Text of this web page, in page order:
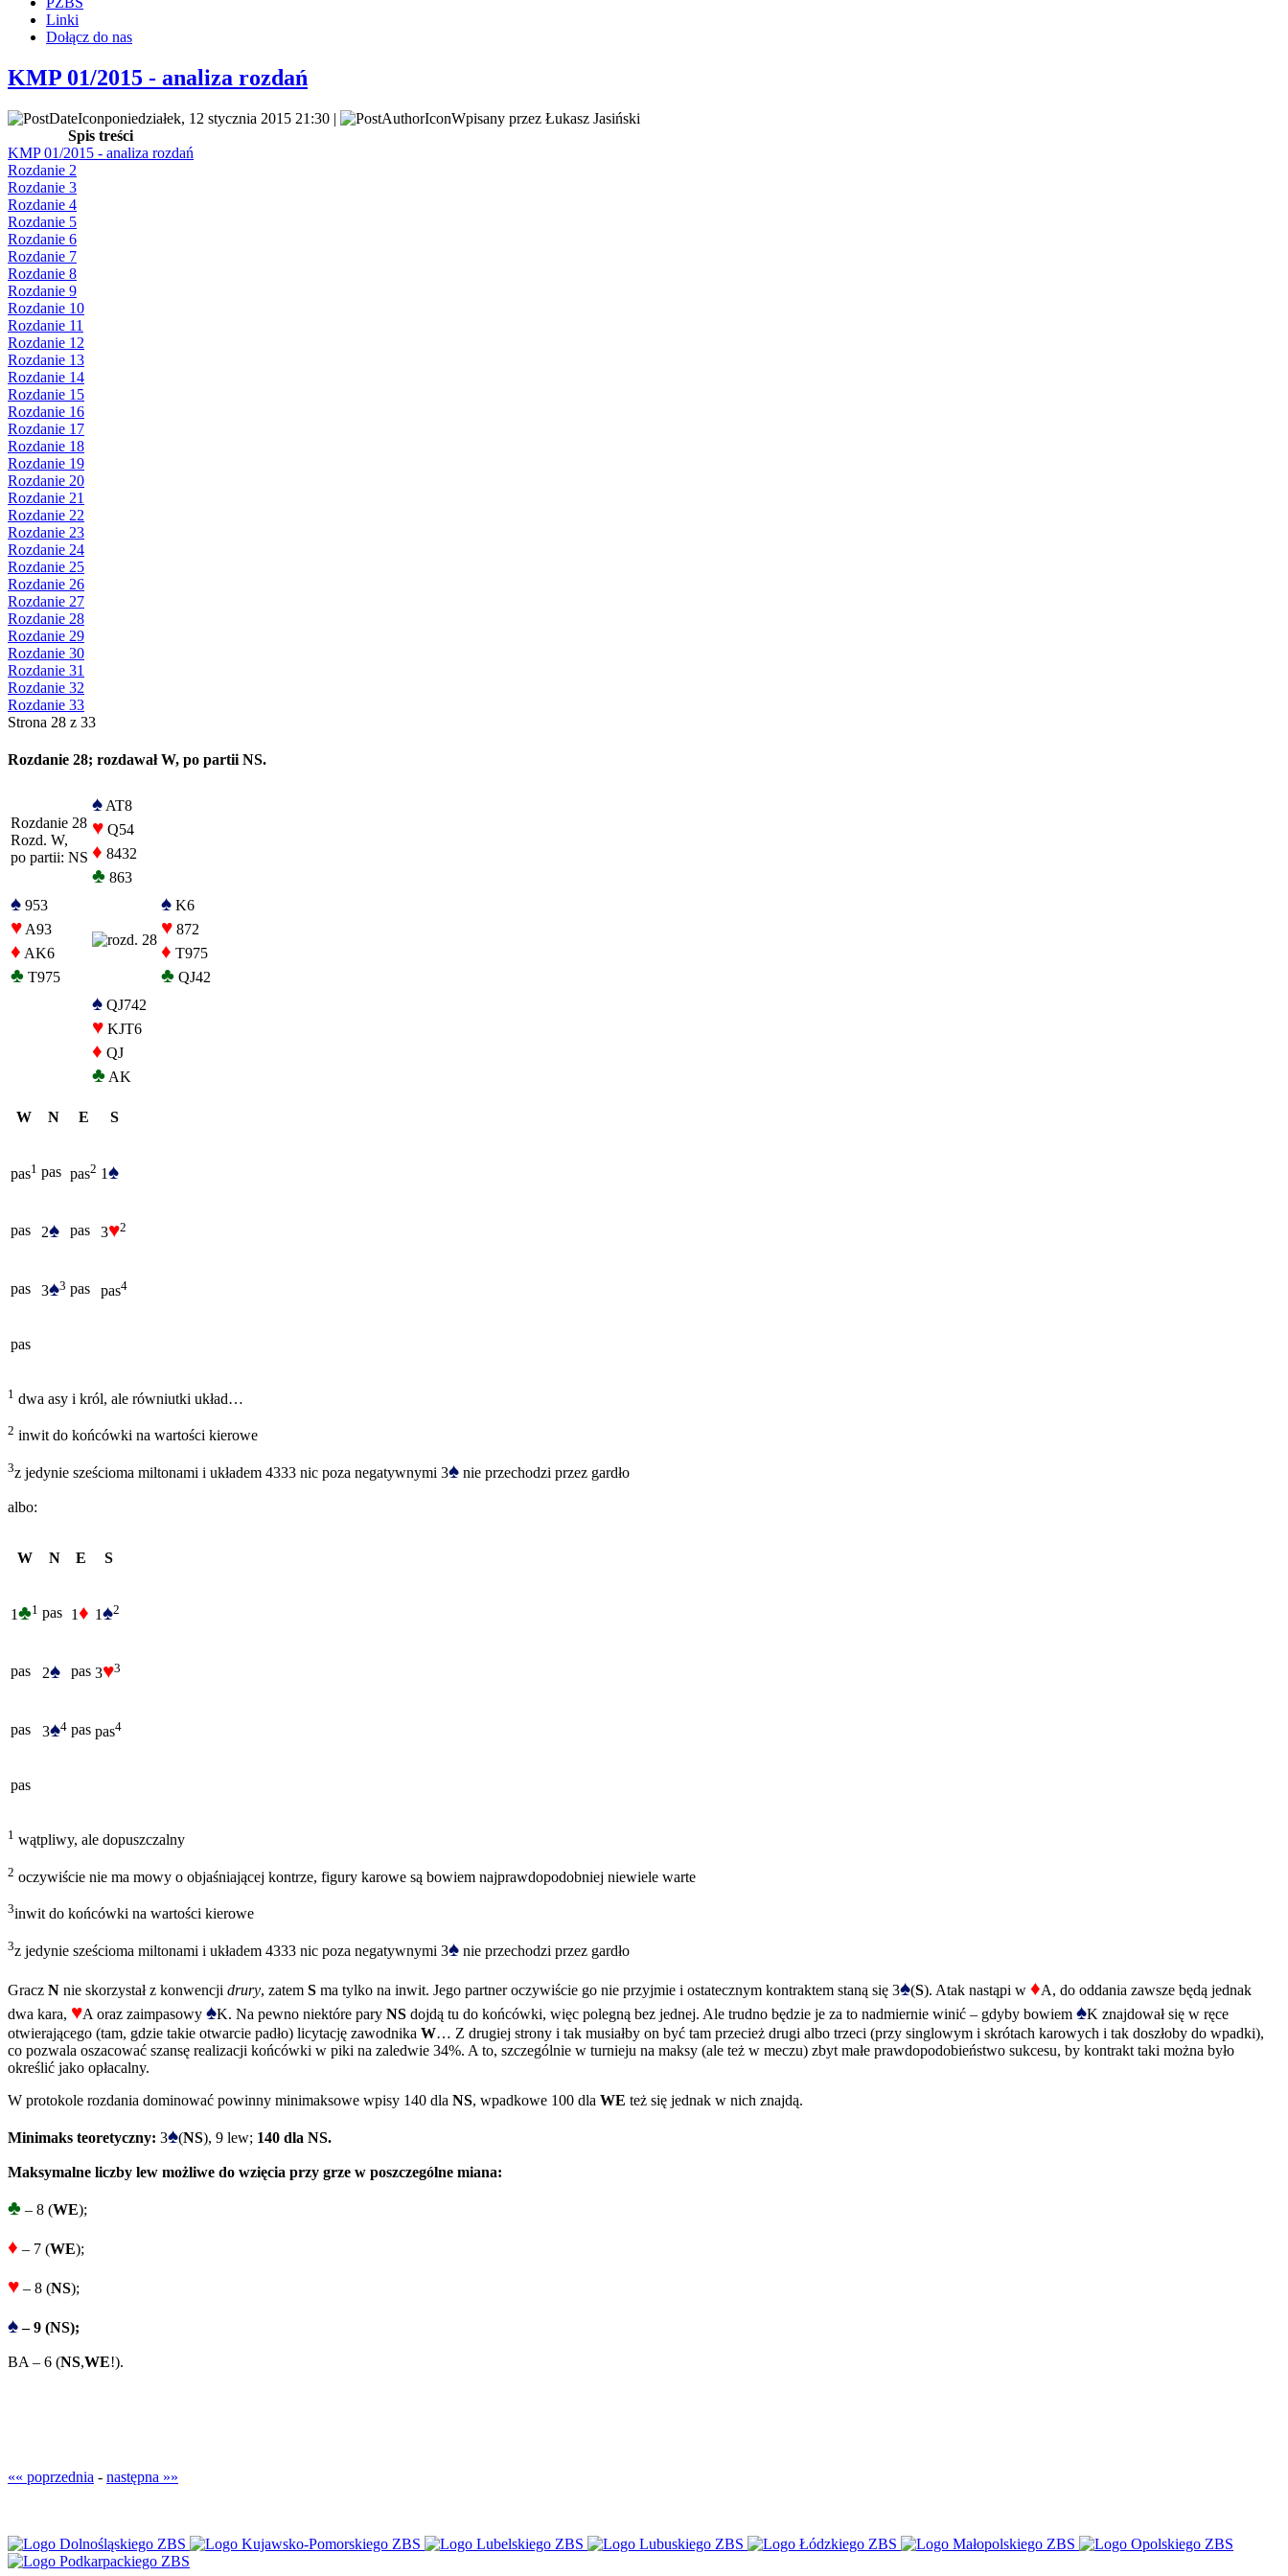
Linki
Dołącz do nas
KMP 01/2015 - analiza rozdań
poniedziałek, 12 stycznia 2015 21:30 |
Wpisany przez Łukasz Jasiński
Spis treści
KMP 01/2015 - analiza rozdań
Rozdanie 2
Rozdanie 3
Rozdanie 4
Rozdanie 5
Rozdanie 6
Rozdanie 7
Rozdanie 8
Rozdanie 9
Rozdanie 10
Rozdanie 11
Rozdanie 12
Rozdanie 13
Rozdanie 14
Rozdanie 15
Rozdanie 16
Rozdanie 17
Rozdanie 18
Rozdanie 19
Rozdanie 20
Rozdanie 21
Rozdanie 22
Rozdanie 23
Rozdanie 24
Rozdanie 25
Rozdanie 26
Rozdanie 27
Rozdanie 28
Rozdanie 29
Rozdanie 30
Rozdanie 31
Rozdanie 32
Rozdanie 33
Strona 28 z 33
Rozdanie 28; rozdawał W, po partii NS.
Rozdanie 28
Rozd. W,
po partii: NS
♠ AT8
♥ Q54
♦ 8432
♣ 863
♠ 953
♥ A93
♦ AK6
♣ T975
♠ K6
♥ 872
♦ T975
♣ QJ42
♠ QJ742
♥ KJT6
♦ QJ
♣ AK
W N E S
pas1 pas pas2 1♠
pas 2♠ pas 3♥2
pas 3♠3 pas pas4
pas
1 dwa asy i król, ale równiutki układ…
2 inwit do końcówki na wartości kierowe
3z jedynie sześcioma miltonami i układem 4333 nic poza negatywnymi 3♠ nie przechodzi przez gardło
albo:
W N E S
1♣1 pas 1♦ 1♠2
pas 2♠ pas 3♥3
pas 3♠4 pas pas4
pas
1 wątpliwy, ale dopuszczalny
2 oczywiście nie ma mowy o objaśniającej kontrze, figury karowe są bowiem najprawdopodobniej niewiele warte
3inwit do końcówki na wartości kierowe
3z jedynie sześcioma miltonami i układem 4333 nic poza negatywnymi 3♠ nie przechodzi przez gardło
Gracz N nie skorzystał z konwencji drury, zatem S ma tylko na inwit. Jego partner oczywiście go nie przyjmie i ostatecznym kontraktem staną się 3♠(S). Atak nastąpi w ♦A, do oddania zawsze będą jednak
dwa kara, ♥A oraz zaimpasowy ♠K. Na pewno niektóre pary NS dojdą tu do końcówki, więc polegną bez jednej. Ale trudno będzie je za to nadmiernie winić – gdyby bowiem ♠K znajdował się w ręce
otwierającego (tam, gdzie takie otwarcie padło) licytację zawodnika W… Z drugiej strony i tak musiałby on być tam przecież drugi albo trzeci (przy singlowym i skrótach karowych i tak doszłoby do wpadki),
co pozwala oszacować szansę realizacji końcówki w piki na zaledwie 34%. A to, szczególnie w turnieju na maksy (ale też w meczu) zbyt małe prawdopodobieństwo sukcesu, by kontrakt taki można było
określić jako opłacalny.
W protokole rozdania dominować powinny minimaksowe wpisy 140 dla NS, wpadkowe 100 dla WE też się jednak w nich znajdą.
Minimaks teoretyczny: 3♠(NS), 9 lew; 140 dla NS.
Maksymalne liczby lew możliwe do wzięcia przy grze w poszczególne miana:
♣ – 8 (WE);
♦ – 7 (WE);
♥ – 8 (NS);
♠– 9 (NS);
BA – 6 (NS,WE!).
«« poprzednia - następna »»